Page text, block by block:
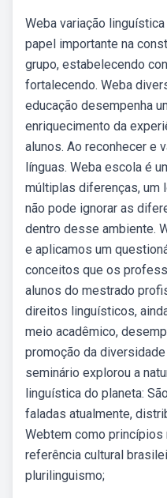
Weba variação
papel importante na
grupo, estabelecendo
fortalecendo. Weba
educação desempenha
enriquecimento da
alunos. Ao reconhecer e
línguas. Weba escola é
múltiplas diferenças, um
não pode ignorar as
dentro desse ambiente.
e aplicamos um
conceitos que os
alunos do mestrado
direitos linguísticos,
meio acadêmico,
promoção da
seminário explorou a
linguística do planeta:
faladas atualmente,
Webtem como princípios
referência cultural
plurilinguismo;